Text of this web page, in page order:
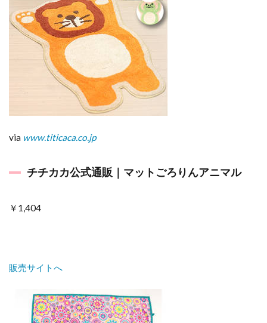
via www.titicaca.co.jp
チチカカ公式通販｜マットごろりんアニマル
￥1,404
販売サイトへ